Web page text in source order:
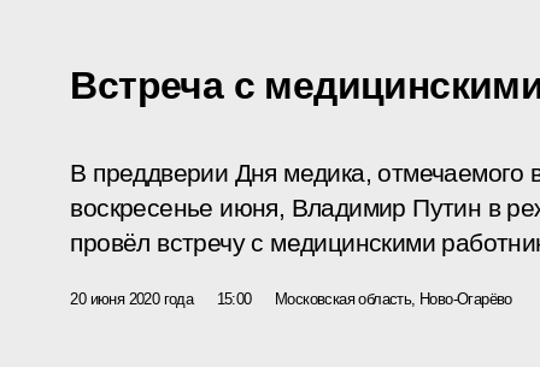
Встреча с
В преддверии Дня медика, отмечаемого
воскресенье июня, Владимир Путин в
провёл встречу с медицинскими
20 июня 2020 года 15:00 Московская область, Ново-Огарёво